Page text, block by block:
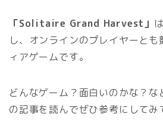
「Solitaire Grand Harvest」
し、オンラインのプレイヤーとも
ィアゲームです。
どんなゲーム？面白いのかな？な
の記事を読んでぜひ参考にしてみ